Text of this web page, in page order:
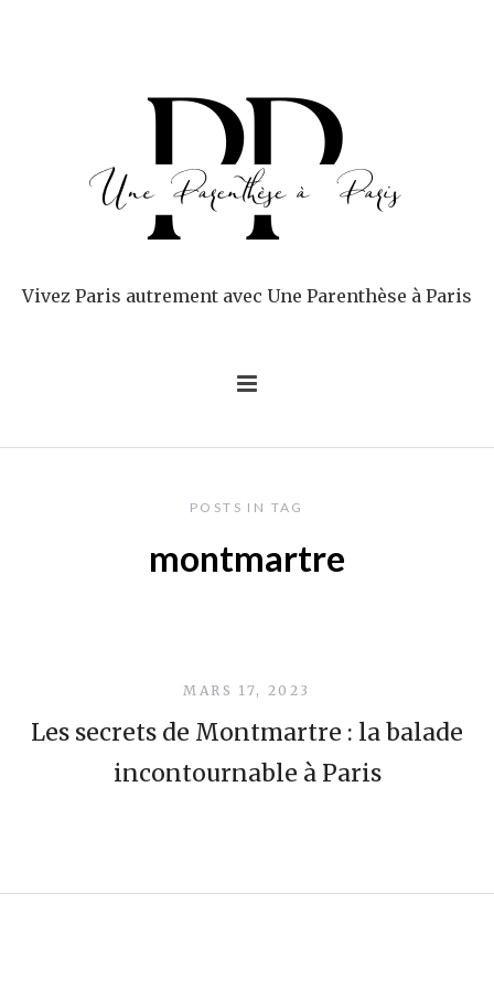
Vivez Paris autrement avec Une Parenthèse à Paris
POSTS IN TAG
montmartre
MARS 17, 2023
Les secrets de Montmartre : la balade
incontournable à Paris